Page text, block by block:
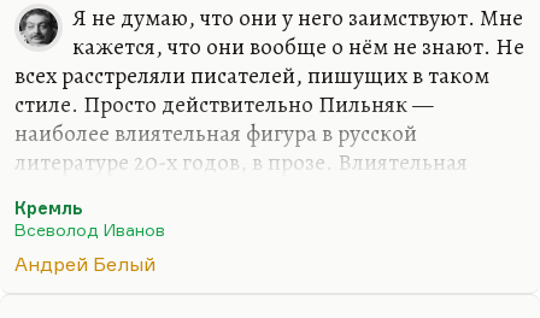
Я не думаю, что они у него заимствуют. Мне
кажется, что они вообще о нём не знают. Не
всех расстреляли писателей, пишущих в таком
стиле. Просто действительно Пильняк —
наиболее влиятельная фигура в русской
литературе 20-х годов, в прозе. Влиятельная
торжество второго сорта. Не потому, что
Пильняк — уж такой принципиально
второсортный писатель. Нет. Потому что
Кремль
Всеволод Иванов
Андрей Белый